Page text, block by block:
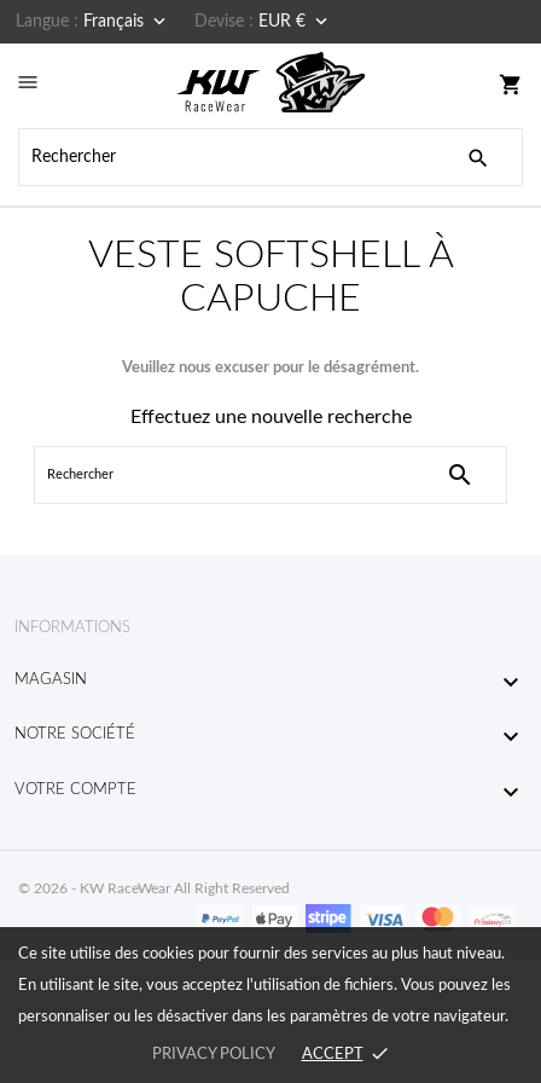
Langue : Français  Devise : EUR € 
 shopping_cart

VESTE SOFTSHELL À
CAPUCHE
Veuillez nous excuser pour le désagrément.
Effectuez une nouvelle recherche

INFORMATIONS
MAGASIN 
NOTRE SOCIÉTÉ 
VOTRE COMPTE 
Ce site utilise des cookies pour fournir des services au plus haut niveau.
En utilisant le site, vous acceptez l'utilisation de fichiers. Vous pouvez les
personnaliser ou les désactiver dans les paramètres de votre navigateur.
PRIVACY POLICY ACCEPT done
© 2026 - KW RaceWear All Right Reserved